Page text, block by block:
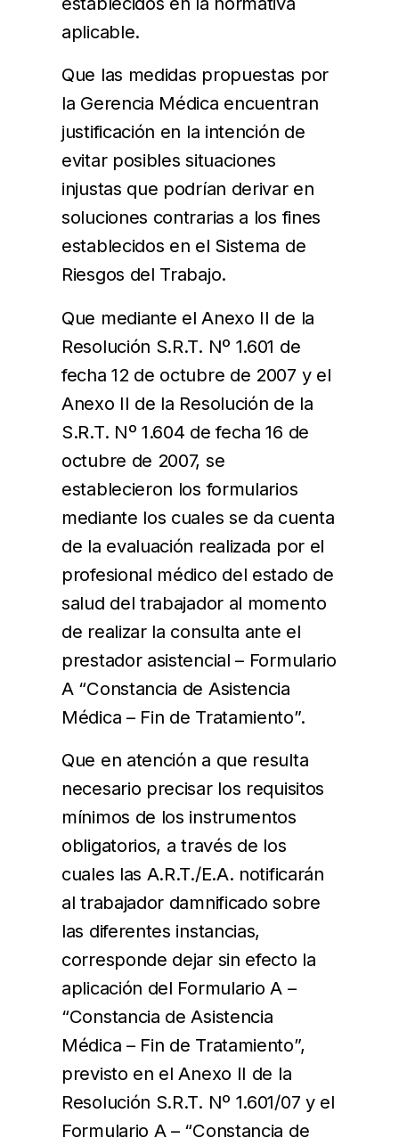
aplicable.
Que las medidas propuestas por
la Gerencia Médica encuentran
justificación en la intención de
evitar posibles situaciones
injustas que podrían derivar en
soluciones contrarias a los fines
establecidos en el Sistema de
Riesgos del Trabajo.
Que mediante el Anexo II de la
Resolución S.R.T. Nº 1.601 de
fecha 12 de octubre de 2007 y el
Anexo II de la Resolución de la
S.R.T. Nº 1.604 de fecha 16 de
octubre de 2007, se
establecieron los formularios
mediante los cuales se da cuenta
de la evaluación realizada por el
profesional médico del estado de
salud del trabajador al momento
de realizar la consulta ante el
prestador asistencial – Formulario
A “Constancia de Asistencia
Médica – Fin de Tratamiento”.
Que en atención a que resulta
necesario precisar los requisitos
mínimos de los instrumentos
obligatorios, a través de los
cuales las A.R.T./E.A. notificarán
al trabajador damnificado sobre
las diferentes instancias,
corresponde dejar sin efecto la
aplicación del Formulario A –
“Constancia de Asistencia
Médica – Fin de Tratamiento”,
previsto en el Anexo II de la
Resolución S.R.T. Nº 1.601/07 y el
Formulario A – “Constancia de